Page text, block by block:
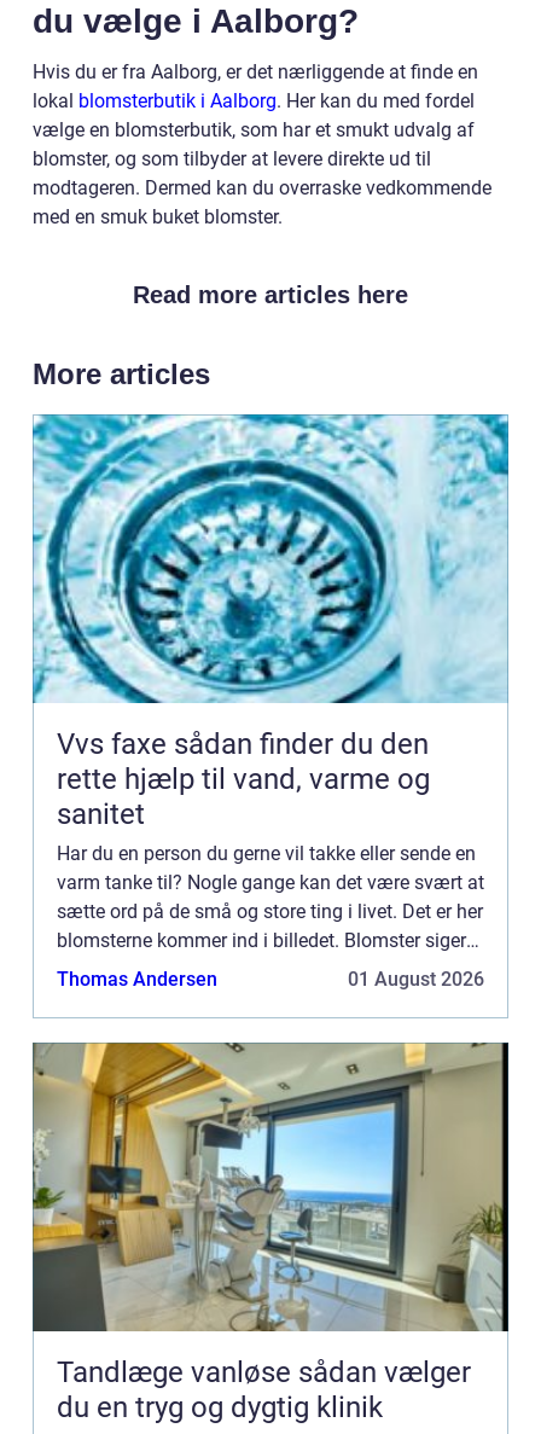
du vælge i Aalborg?
Hvis du er fra Aalborg, er det nærliggende at finde en
lokal blomsterbutik i Aalborg. Her kan du med fordel
vælge en blomsterbutik, som har et smukt udvalg af
blomster, og som tilbyder at levere direkte ud til
modtageren. Dermed kan du overraske vedkommende
med en smuk buket blomster.
Read more articles here
More articles
Vvs faxe sådan finder du den
rette hjælp til vand, varme og
sanitet
Har du en person du gerne vil takke eller sende en
varm tanke til? Nogle gange kan det være svært at
sætte ord på de små og store ting i livet. Det er her
blomsterne kommer ind i billedet. Blomster siger
mere end 1000 ord. Blomster kan du i dag finde...
Thomas Andersen 01 August 2026
Tandlæge vanløse sådan vælger
du en tryg og dygtig klinik